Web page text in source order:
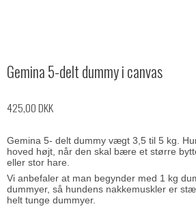
Gemina 5-delt dummy i canvas
425,00 DKK
Gemina 5- delt dummy vægt 3,5 til 5 kg.
hoved højt, når den skal bære et større
eller stor hare.
Vi anbefaler at man begynder med 1 kg
dummyer, så hundens nakkemuskler er
helt tunge dummyer.